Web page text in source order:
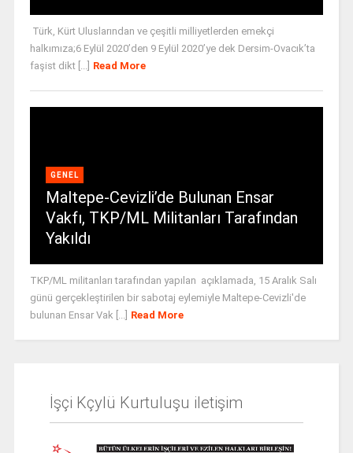
Türk, Kürt Uluslarından ve çeşitli milliyetlerden emekçi
halkımıza;6 Eylül 2020’den 9 Eylül 2020’ye dek Dersim-Ovacık’ta
faşist dikt [...] Read More
GENEL
Maltepe-Cevizli’de Bulunan Ensar
Vakfı, TKP/ML Militanları Tarafından
Yakıldı
TKP/ML militanları tarafından yapılan açıklamada, 15 Aralık Salı
günü gerçekleştirilen bir sabotaj eylemiyle Maltepe-Cevizli'de
bulunan Ensar Vak [...] Read More
İşçi Kçylü Kurtuluşu iletişim